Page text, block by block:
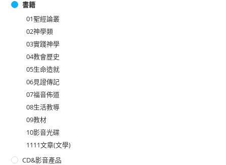
書籍
01聖經論叢
02神學類
03實踐神學
04教會歷史
05生命造就
06見證傳記
07福音佈道
08生活教導
09教材
10影音光碟
1111文章(文學)
CD&影音產品